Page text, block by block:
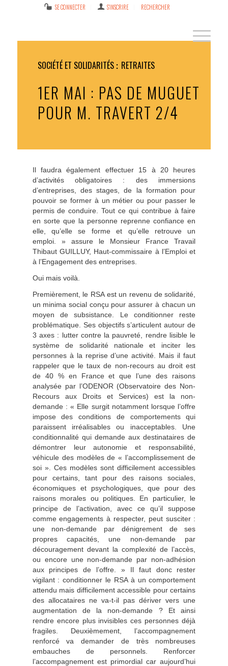
SE CONNECTER S’INSCRIRE RECHERCHER
SOCIÉTÉ ET SOLIDARITÉS RETRAITES
1ER MAI : PAS DE MUGUET
POUR M. TRAVERT 2/4
Il faudra également effectuer 15 à 20 heures
d’activités obligatoires : des immersions
d’entreprises, des stages, de la formation pour
pouvoir se former à un métier ou pour passer le
permis de conduire. Tout ce qui contribue à faire
en sorte que la personne reprenne confiance en
elle, qu’elle se forme et qu’elle retrouve un
emploi. » assure le Monsieur France Travail
Thibaut GUILLUY, Haut-commissaire à l’Emploi et
à l’Engagement des entreprises.
Oui mais voilà.
Premièrement, le RSA est un revenu de solidarité,
un minima social conçu pour assurer à chacun un
moyen de subsistance. Le conditionner reste
problématique. Ses objectifs s’articulent autour de
3 axes : lutter contre la pauvreté, rendre lisible le
système de solidarité nationale et inciter les
personnes à la reprise d’une activité. Mais il faut
rappeler que le taux de non-recours au droit est
de 40 % en France et que l’une des raisons
analysée par l’ODENOR (Observatoire des Non-
Recours aux Droits et Services) est la non-
demande : « Elle surgit notamment lorsque l’offre
impose des conditions de comportements qui
paraissent irréalisables ou inacceptables. Une
conditionnalité qui demande aux destinataires de
démontrer leur autonomie et responsabilité,
véhicule des modèles de « l’accomplissement de
soi ». Ces modèles sont difficilement accessibles
pour certains, tant pour des raisons sociales,
économiques et psychologiques, que pour des
raisons morales ou politiques. En particulier, le
principe de l’activation, avec ce qu’il suppose
comme engagements à respecter, peut susciter :
une non-demande par dénigrement de ses
propres capacités, une non-demande par
découragement devant la complexité de l’accès,
ou encore une non-demande par non-adhésion
aux principes de l’offre. » Il faut donc rester
vigilant : conditionner le RSA à un comportement
attendu mais difficilement accessible pour certains
des allocataires ne va-t-il pas dériver vers une
augmentation de la non-demande ? Et ainsi
rendre encore plus invisibles ces personnes déjà
fragiles. Deuxièmement, l’accompagnement
renforcé va demander de très nombreuses
embauches de personnels. Renforcer
l’accompagnement est primordial car aujourd’hui